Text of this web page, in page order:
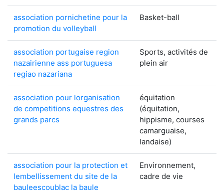
association pornichetine pour la
promotion du volleyball
Basket-ball
association portugaise region
nazairienne ass portuguesa
regiao nazariana
Sports, activités de
plein air
association pour lorganisation
de competitions equestres des
grands parcs
équitation
(équitation,
hippisme, courses
camarguaise,
landaise)
association pour la protection et
lembellissement du site de la
bauleescoublac la baule
Environnement,
cadre de vie